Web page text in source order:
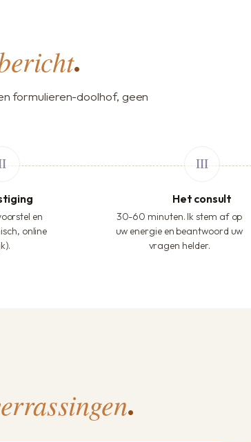
.
formulieren-doolhof, geen
en
online
Het consult
30-60 minuten. Ik stem af op
uw energie en beantwoord uw
vragen helder.
.